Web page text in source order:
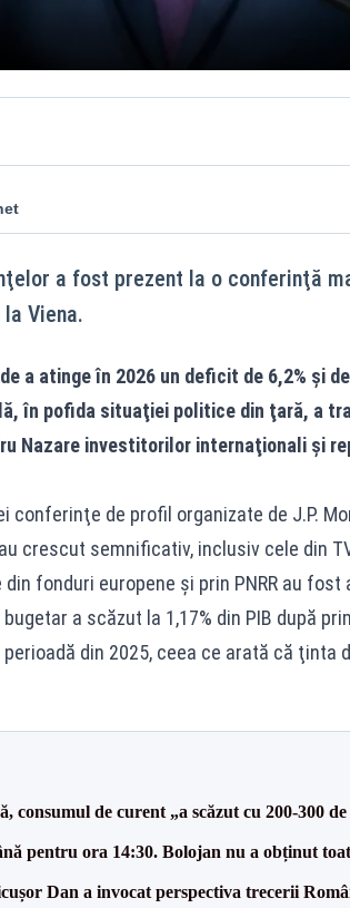
a fost prezent la o conferinţă
Viena.
a atinge în 2026 un deficit de 6,2% şi
în pofida situaţiei politice din ţară, a
Nazare investitorilor internaţionali şi
conferinţe de profil organizate de J.P.
crescut semnificativ, inclusiv cele din
fonduri europene şi prin PNRR au fost
a scăzut la 1,17% din PIB după
din 2025, ceea ce arată că ţinta
consumul de curent „a scăzut cu 200-300
pentru ora 14:30. Bolojan nu a obținut
Dan a invocat perspectiva trecerii